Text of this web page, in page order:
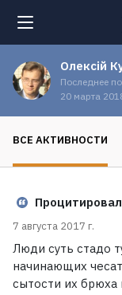
Поиск
Книги
Экранизации
Олексій
Последнее
20 марта
ВСЕ АКТИВНОСТИ
Процитировал
7 августа 2017 г.
Люди суть стадо
начинающих
сытости их брюха